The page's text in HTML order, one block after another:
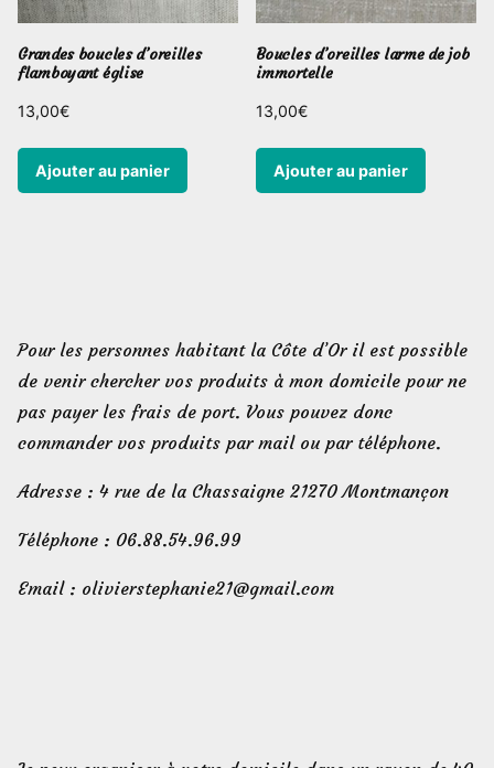
Grandes boucles d’oreilles
flamboyant église
13,00€
Ajouter au panier
Boucles d’oreilles larme de job
immortelle
13,00€
Ajouter au panier
Pour les personnes habitant la Côte d’Or il est possible
de venir chercher vos produits à mon domicile pour ne
pas payer les frais de port. Vous pouvez donc
commander vos produits par mail ou par téléphone.
Adresse : 4 rue de la Chassaigne 21270 Montmançon
Téléphone : 06.88.54.96.99
Email : olivierstephanie21@gmail.com